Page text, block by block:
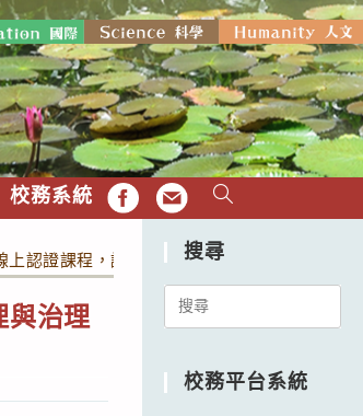
校務系統 FB EMAIL
認證課程，請各校教師踴躍參加。
與治理
搜尋
Search
校務平台系統